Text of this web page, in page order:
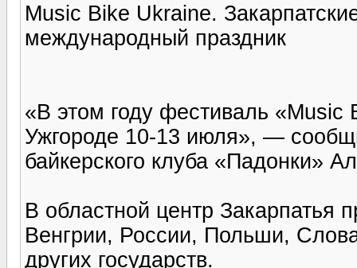
Music Bike Ukrainе.
международный праздник
«В этом году фестиваль «Music
Ужгороде 10-13 июля», —
байкерского клуба «Падонки»
В областной центр Закарпатья
Венгрии, России, Польши,
других государств.